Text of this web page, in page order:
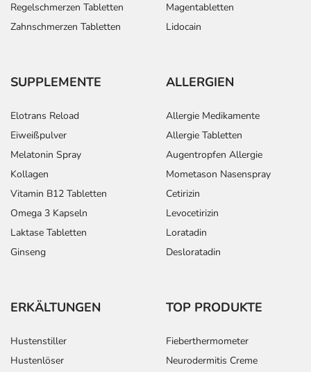
Regelschmerzen Tabletten
Zahnschmerzen Tabletten
Magentabletten
Lidocain
SUPPLEMENTE
Elotrans Reload
Eiweißpulver
Melatonin Spray
Kollagen
Vitamin B12 Tabletten
Omega 3 Kapseln
Laktase Tabletten
Ginseng
ALLERGIEN
Allergie Medikamente
Allergie Tabletten
Augentropfen Allergie
Mometason Nasenspray
Cetirizin
Levocetirizin
Loratadin
Desloratadin
ERKÄLTUNGEN
Hustenstiller
Hustenlöser
TOP PRODUKTE
Fieberthermometer
Neurodermitis Creme